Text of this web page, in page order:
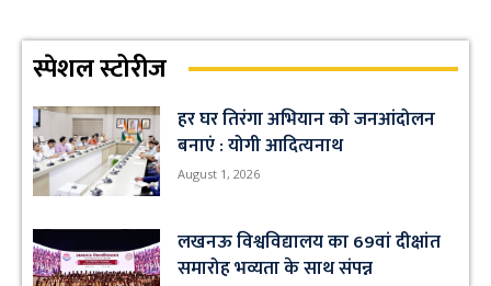
स्पेशल स्टोरीज
हर घर तिरंगा अभियान को जनआंदोलन
बनाएं : योगी आदित्यनाथ
August 1, 2026
लखनऊ विश्वविद्यालय का 69वां दीक्षांत
समारोह भव्यता के साथ संपन्न